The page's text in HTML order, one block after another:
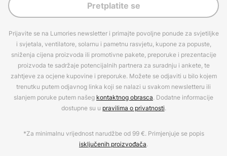
Pretplatite se
Prijavite se na Lumories newsletter i primajte povoljne ponude za svjetiljke
i svjetala, ventilatore, solarnu i pametnu rasvjetu, kupone za popuste,
sniženja cijena proizvoda ili promotivne pakete, preporuke i prezentacije
proizvoda te sadržaje potencijalnih partnera za suradnju i ankete, te
zahtjeve za ocjene kupovine i preporuke. Možete se odjaviti u bilo kojem
trenutku putem odjavnog linka koji se nalazi u svakom newsletteru ili
slanjem poruke putem našeg kontaktnog obrasca. Dodatne informacije
dostupne su u pravilima o privatnosti.
*Za minimalnu vrijednost narudžbe od 99 €. Primjenjuje se popis
isključenih proizvođača.